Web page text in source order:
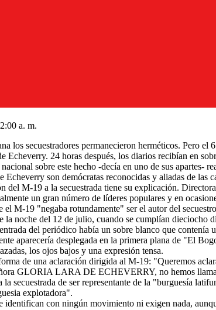
a. m.
los secuestradores permanecieron herméticos. Pero
Echeverry. 24 horas después, los diarios recibían en
sobre este hecho -decía en uno de sus apartes-
Echeverry son demócratas reconocidas y aliadas de las
del M-19 a la secuestrada tiene su explicación.
un gran número de líderes populares y en
M-19 "negaba rotundamente" ser el autor del
la noche del 12 de julio, cuando se cumplían
del periódico había un sobre blanco que
aparecería desplegada en la primera plana de "El
los ojos bajos y una expresión tensa.
de una aclaración dirigida al M-19: "Queremos
GLORIA LARA DE ECHEVERRY, no hemos
secuestrada de ser representante de la "burguesía
explotadora".
identifican con ningún movimiento ni exigen nada,